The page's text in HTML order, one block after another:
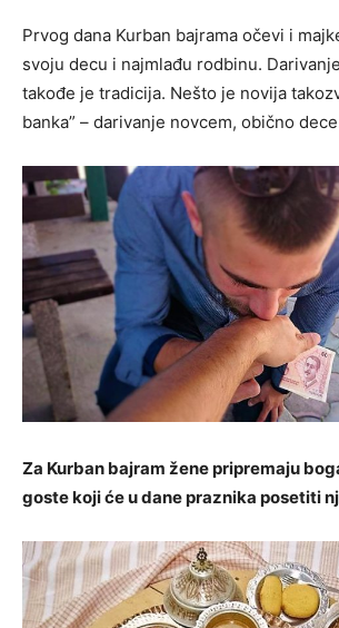
Prvog dana Kurban bajrama očevi i
svoju decu i najmlađu rodbinu.
takođe je tradicija. Nešto je novija
banka” – darivanje novcem, obično
Za Kurban bajram žene pripremaju
goste koji će u dane praznika posetiti